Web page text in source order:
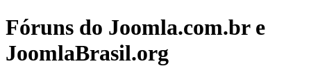
Fóruns do Joomla.com.br e
JoomlaBrasil.org